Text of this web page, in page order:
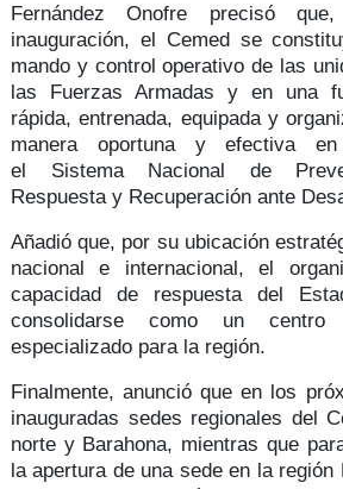
Fernández Onofre precisó
inauguración, el Cemed se
mando y control operativo de las
las Fuerzas Armadas y en una
rápida, entrenada, equipada y
manera oportuna y efectiva
el Sistema Nacional de
Respuesta y Recuperación ante
Añadió que, por su ubicación
nacional e internacional, el
capacidad de respuesta del
consolidarse como un centro
especializado para la región.
Finalmente, anunció que en los
inauguradas sedes regionales del
norte y Barahona, mientras que
la apertura de una sede en la región